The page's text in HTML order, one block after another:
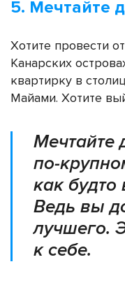
5. Мечтайте
Хотите провести
Канарских
квартирку в
Майами. Хотите
Мечтайте
по-
как
Ведь вы
лучшего.
к себе.